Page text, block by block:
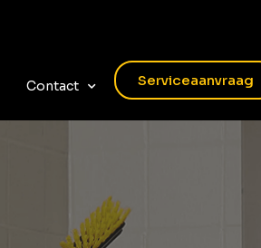
Contact Serviceaanvraag